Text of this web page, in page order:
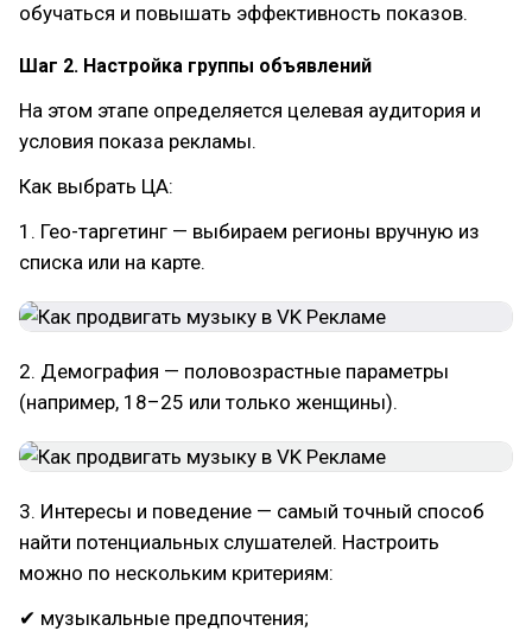
обучаться и повышать эффективность показов.
Шаг 2. Настройка группы объявлений
На этом этапе определяется целевая аудитория и
условия показа рекламы.
Как выбрать ЦА:
1. Гео-таргетинг — выбираем регионы вручную из
списка или на карте.
2. Демография — половозрастные параметры
(например, 18–25 или только женщины).
3. Интересы и поведение — самый точный способ
найти потенциальных слушателей. Настроить
можно по нескольким критериям:
✔ музыкальные предпочтения;